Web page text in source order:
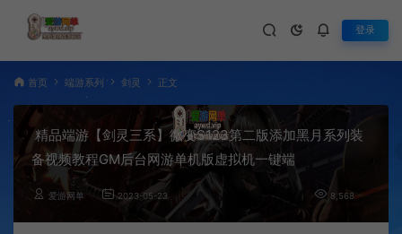
登录
首页 端游系列 剑灵 正文
精品端游【剑灵三系】微变S123第二版添加黑月系列装
备视频教程GM后台网游单机版虚拟机一键端
爱游网单 2023-05-23 8,568